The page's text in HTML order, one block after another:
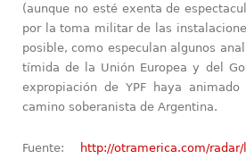
(aunque no esté exenta de
por la toma militar de las
posible, como especulan algunos
tímida de la Unión Europea y del
expropiación de YPF haya
camino soberanista de Argentina.
Fuente:
http://otramerica.com/